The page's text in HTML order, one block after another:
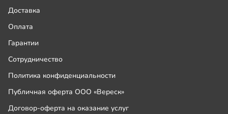
Доставка
Оплата
Гарантии
Сотрудничество
Политика конфиденциальности
Публичная оферта ООО «Вереск»
Договор-оферта на оказание услуг